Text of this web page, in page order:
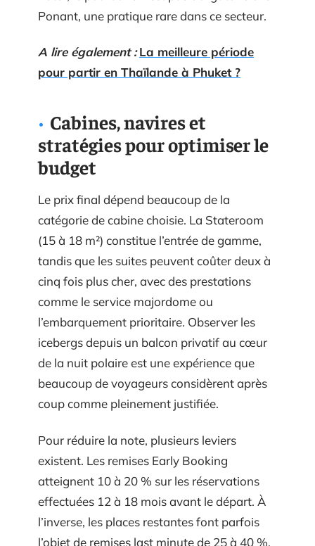
Ponant, une pratique rare dans ce secteur.
A lire également : La meilleure période
pour partir en Thaïlande à Phuket ?
Cabines, navires et
stratégies pour optimiser le
budget
Le prix final dépend beaucoup de la
catégorie de cabine choisie. La Stateroom
(15 à 18 m²) constitue l’entrée de gamme,
tandis que les suites peuvent coûter deux à
cinq fois plus cher, avec des prestations
comme le service majordome ou
l’embarquement prioritaire. Observer les
icebergs depuis un balcon privatif au cœur
de la nuit polaire est une expérience que
beaucoup de voyageurs considèrent après
coup comme pleinement justifiée.
Pour réduire la note, plusieurs leviers
existent. Les remises Early Booking
atteignent 10 à 20 % sur les réservations
effectuées 12 à 18 mois avant le départ. À
l’inverse, les places restantes font parfois
l’objet de remises last minute de 25 à 40 %,